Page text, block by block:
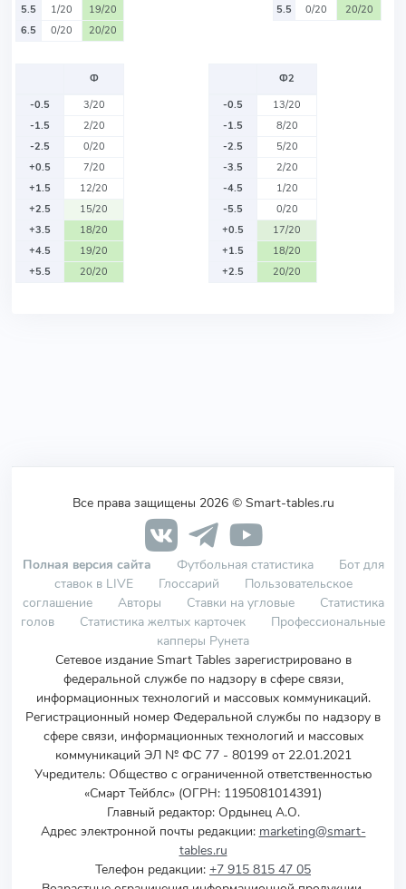
5.5
1/20
19/20
6.5
0/20 20/20
5.5
0/20 20/20
Ф
-0.5
3/20
-1.5
2/20
-2.5
0/20
+0.5
7/20
+1.5
12/20
+2.5
15/20
+3.5
18/20
+4.5
19/20
+5.5
20/20
Ф2
-0.5
13/20
-1.5
8/20
-2.5
5/20
-3.5
2/20
-4.5
1/20
-5.5
0/20
+0.5
17/20
+1.5
18/20
+2.5
20/20
Все права защищены 2026 © Smart-tables.ru
Полная версия сайта Футбольная статистика
Бот для
ставок в LIVE
Глоссарий
Пользовательское
соглашение
Авторы Ставки на угловые
Статистика
голов
Статистика желтых карточек
Профессиональные
капперы Рунета
Сетевое издание Smart Tables зарегистрировано в
федеральной службе по надзору в сфере связи,
информационных технологий и массовых коммуникаций.
Регистрационный номер Федеральной службы по надзору в
сфере связи, информационных технологий и массовых
коммуникаций ЭЛ № ФС 77 - 80199 от 22.01.2021
Учредитель: Общество с ограниченной ответственностью
«Смарт Тейблс» (ОГРН: 1195081014391)
Главный редактор: Ордынец А.О.
Адрес электронной почты редакции: marketing@smart-
tables.ru
Телефон редакции: +7 915 815 47 05